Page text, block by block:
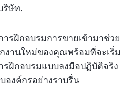
ริษัท.
รฝึกอบรมการขายเข้ามาช่วย
งานใหม่ของคุณพร้อมที่จะเริ่ม
รฝึกอบรมแบบลงมือปฏิบัติจริง
องค์กรอย่างราบรื่น